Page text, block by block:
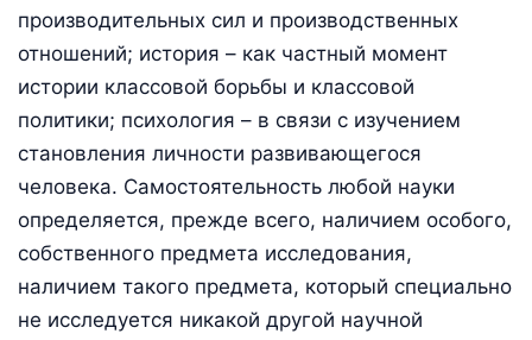
производительных сил и производственных
отношений; история – как частный момент
истории классовой борьбы и классовой
политики; психология – в связи с изучением
становления личности развивающегося
человека. Самостоятельность любой науки
определяется, прежде всего, наличием особого,
собственного предмета исследования,
наличием такого предмета, который специально
не исследуется никакой другой научной